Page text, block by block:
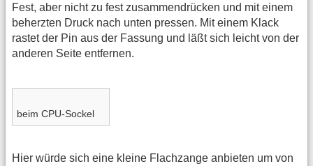
Fest, aber nicht zu fest zusammendrücken und mit einem
beherzten Druck nach unten pressen. Mit einem Klack
rastet der Pin aus der Fassung und läßt sich leicht von der
anderen Seite entfernen.
beim CPU-Sockel
Hier würde sich eine kleine Flachzange anbieten um von